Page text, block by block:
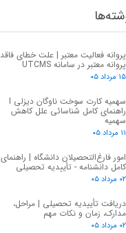
پروانه فعالیت معتبر | علت خطای فاقد
پروانه معتبر در سامانه UTCMS
۱۵ مرداد ۰۵
سهمیه کارت سوخت ناوگان دیزلی I
راهنمای کامل شناسائی علل کاهش
سهمیه
۱۱ مرداد ۰۵
امور فارغ‌التحصیلان دانشگاه | راهنمای
کامل دانشنامه - تأییدیه تحصیلی
۰۲ مرداد ۰۵
دریافت تأییدیه تحصیلی | مراحل،
مدارک، زمان و نکات مهم
۰۲ مرداد ۰۵